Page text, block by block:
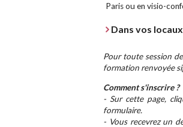
Paris ou en visio-
Dans vos
Pour toute session
formation renvoyée
Comment s'inscrire ?
- Sur cette page,
formulaire.
- Vous recevrez un